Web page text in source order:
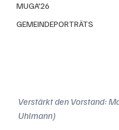
MUGA'26
GEMEINDEPORTRÄTS
Verstärkt den Vorstand:
Uhlmann)